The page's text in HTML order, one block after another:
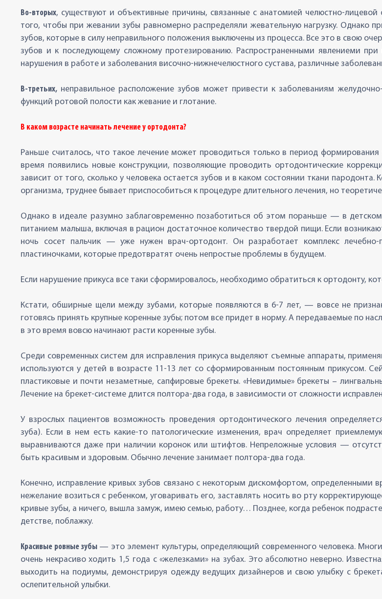
Во-вторых, существуют и объективные причины, связанные с анатомией челюстно-
того, чтобы при жевании зубы равномерно распределяли жевательную нагрузку. Однако
зубов, которые в силу неправильного положения выключены из процесса. Все это в свою
зубов и к последующему сложному протезированию. Распространенными явлениеми
нарушения в работе и заболевания височно-нижнечелюстного сустава, различные
В-третьих, неправильное расположение зубов может привести к заболеваниям
функций ротовой полости как жевание и глотание.
В каком возрасте начинать лечение у ортодонта?
Раньше считалось, что такое лечение может проводиться только в период
время появились новые конструкции, позволяющие проводить ортодонтические
зависит от того, сколько у человека остается зубов и в каком состоянии ткани
организма, труднее бывает приспособиться к процедуре длительного лечения, но
Однако в идеале разумно заблаговременно позаботиться об этом пораньше — в
питанием малыша, включая в рацион достаточное количество твердой пищи. Если
ночь сосет пальчик — уже нужен врач-ортодонт. Он разработает комплекс
пластиночками, которые предотвратят очень непростые проблемы в будущем.
Если нарушение прикуса все таки сформировалось, необходимо обратиться к ортодонту,
Кстати, обширные щели между зубами, которые появляются в 6-7 лет, — вовсе не
готовясь принять крупные коренные зубы; потом все придет в норму. А передаваемые по
в это время вовсю начинают расти коренные зубы.
Среди современных систем для исправления прикуса выделяют съемные аппараты,
используются у детей в возрасте 11-13 лет со сформированным постоянным прикусом.
пластиковые и почти незаметные, сапфировые брекеты. «Невидимые» брекеты –
Лечение на брекет-системе длится полтора-два года, в зависимости от сложности
У взрослых пациентов возможность проведения ортодонтического лечения
зуба). Если в нем есть какие-то патологические изменения, врач определяет
выравниваются даже при наличии коронок или штифтов. Непреложные условия —
быть красивым и здоровым. Обычно лечение занимает полтора-два года.
Конечно, исправление кривых зубов связано с некоторым дискомфортом,
нежелание возиться с ребенком, уговаривать его, заставлять носить во рту
кривые зубы, а ничего, вышла замуж, имею семью, работу… Позднее, когда ребенок
детстве, поблажку.
Красивые ровные зубы— это элемент культуры, определяющий современного человека.
очень некрасиво ходить 1,5 года с «железками» на зубах. Это абсолютно неверно.
выходить на подиумы, демонстрируя одежду ведущих дизайнеров и свою улыбку с
ослепительной улыбки.